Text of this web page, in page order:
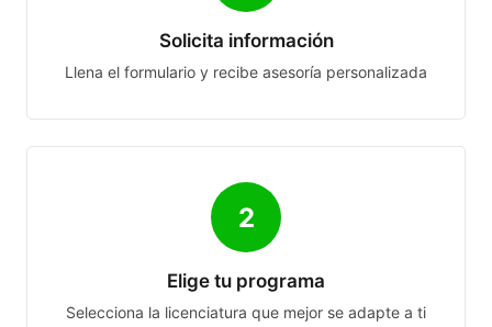
Solicita información
Llena el formulario y recibe asesoría personalizada
2
Elige tu programa
Selecciona la licenciatura que mejor se adapte a ti